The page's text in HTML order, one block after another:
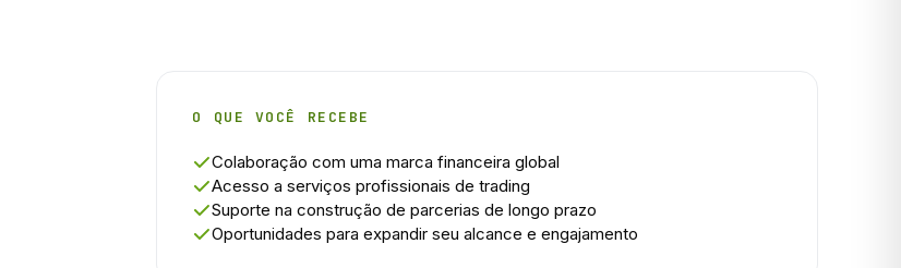
O QUE VOCÊ RECEBE
Colaboração com uma marca financeira global
Acesso a serviços profissionais de trading
Suporte na construção de parcerias de longo prazo
Oportunidades para expandir seu alcance e engajamento